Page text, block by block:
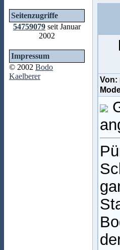
Seitenzugriffe
54759079 seit Januar
2002
Impressum
© 2002 Bodo
Kaelberer
Von: